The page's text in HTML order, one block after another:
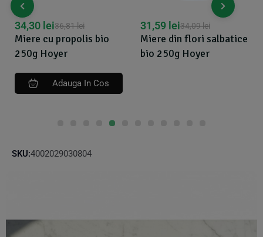
Miere cu propolis bio
250g Hoyer
36,81lei
34,30 lei
Adauga In Cos
Miere din flori salbatice
bio 250g Hoyer
34,09lei
31,59 lei
SKU:4002029030804